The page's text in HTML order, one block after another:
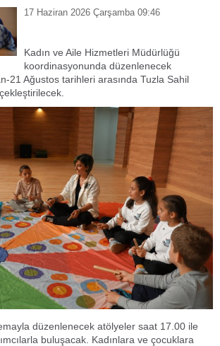
17 Haziran 2026 Çarşamba 09:46
Kadın ve Aile Hizmetleri Müdürlüğü
koordinasyonunda düzenlenecek
21 Ağustos tarihleri arasında Tuzla Sahil
düzenlenecek atölyeler saat 17.00 ile
buluşacak. Kadınlara ve çocuklara